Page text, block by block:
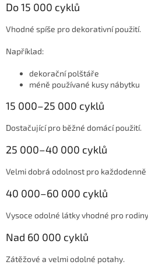
Do 15 000 cyklů
Vhodné spíše pro dekorativní použití.
Například:
dekorační polštáře
méně používané kusy nábytku
15 000–25 000 cyklů
Dostačující pro běžné domácí použití.
25 000–40 000 cyklů
Velmi dobrá odolnost pro
40 000–60 000 cyklů
Vysoce odolné látky vhodné pro
Nad 60 000 cyklů
Zátěžové a velmi odolné potahy.